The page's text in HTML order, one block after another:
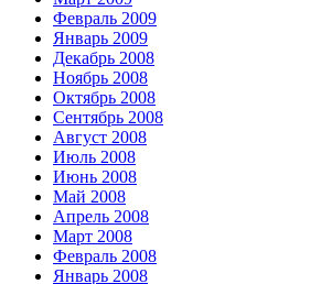
Февраль 2009
Январь 2009
Декабрь 2008
Ноябрь 2008
Октябрь 2008
Сентябрь 2008
Август 2008
Июль 2008
Июнь 2008
Май 2008
Апрель 2008
Март 2008
Февраль 2008
Январь 2008